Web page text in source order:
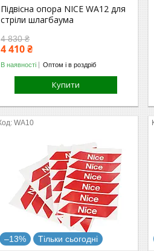
Підвісна опора NICE WA12 для
стріли шлагбаума
4 830 ₴
4 410 ₴
В наявності Оптом і в роздріб
Купити
WA10
–13% Тільки сьогодні